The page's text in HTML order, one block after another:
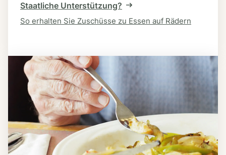
Staatliche Unterstützung?
So erhalten Sie Zuschüsse zu Essen auf Rädern